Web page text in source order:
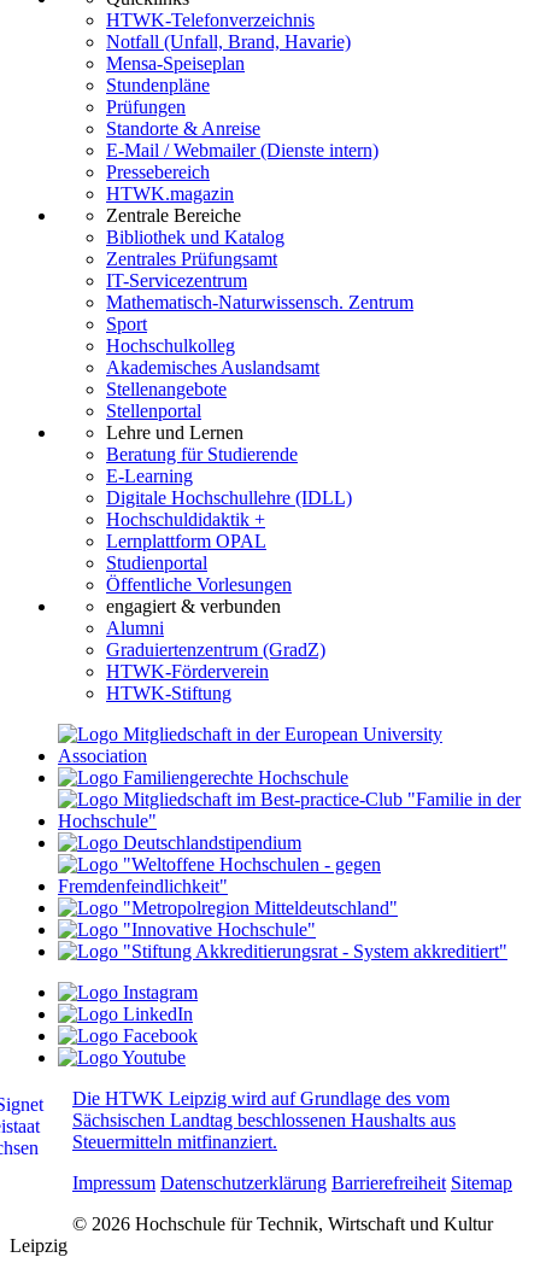
HTWK-Telefonverzeichnis
Notfall (Unfall, Brand, Havarie)
Mensa-Speiseplan
Stundenpläne
Prüfungen
Standorte & Anreise
E-Mail / Webmailer (Dienste intern)
Pressebereich
HTWK.magazin
Zentrale Bereiche
Bibliothek und Katalog
Zentrales Prüfungsamt
IT-Servicezentrum
Mathematisch-Naturwissensch. Zentrum
Sport
Hochschulkolleg
Akademisches Auslandsamt
Stellenangebote
Stellenportal
Lehre und Lernen
Beratung für Studierende
E-Learning
Digitale Hochschullehre (IDLL)
Hochschuldidaktik +
Lernplattform OPAL
Studienportal
Öffentliche Vorlesungen
engagiert & verbunden
Alumni
Graduiertenzentrum (GradZ)
HTWK-Förderverein
HTWK-Stiftung
Die HTWK Leipzig wird auf Grundlage des vom
Sächsischen Landtag beschlossenen Haushalts aus
Steuermitteln mitfinanziert.
Impressum Datenschutzerklärung Barrierefreiheit Sitemap
© 2026 Hochschule für Technik, Wirtschaft und Kultur
Leipzig